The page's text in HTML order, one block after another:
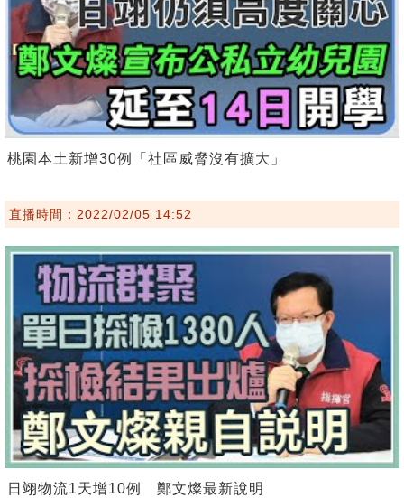
桃園本土新增30例「社區威脅沒有擴大」
直播時間：2022/02/05 14:52
日翊物流1天增10例 鄭文燦最新說明